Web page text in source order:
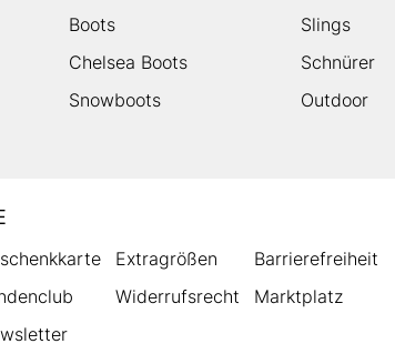
Boots
Slings
Chelsea Boots
Schnürer
Snowboots
Outdoor
Extragrößen
Widerrufsrecht
Barrierefreiheit
Marktplatz